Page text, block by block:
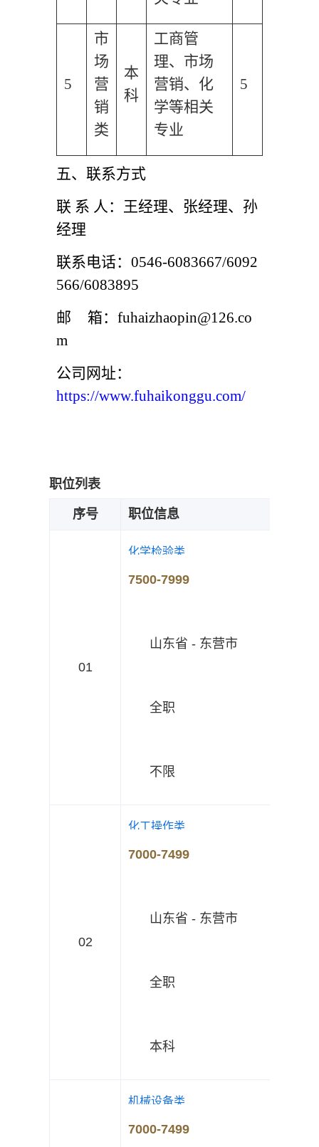
5
市
场
营
销
类
本
科
工商管
理、市场
营销、化
学等相关
专业
5
五、联系方式
联 系 人：王经理、张经理、孙
经理
联系电话：0546-6083667/6092
566/6083895
邮
箱：fuhaizhaopin@126.co
m
公司网址：
https://www.fuhaikonggu.com/
职位列表
序号 职位信息
01
化学检验类
7500-7999
山东省 - 东营市
全职
不限
02
化工操作类
7000-7499
山东省 - 东营市
全职
本科
机械设备类
7000-7499